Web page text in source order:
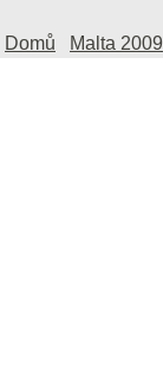
Domů Malta 2009